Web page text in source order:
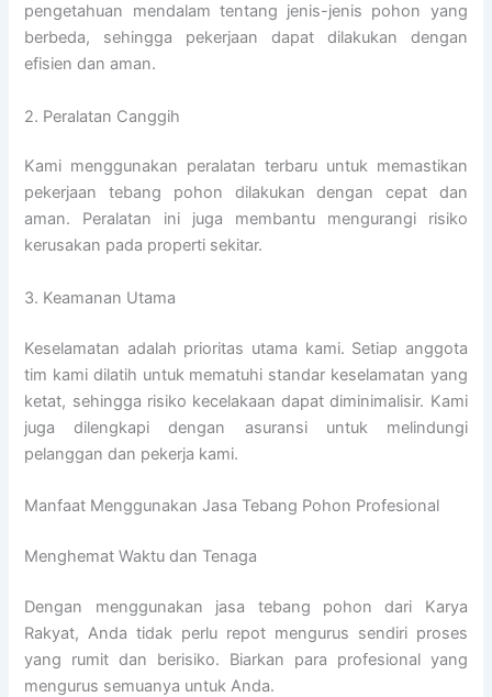
pengetahuan mendalam tentang jenis-jenis pohon yang
berbeda, sehingga pekerjaan dapat dilakukan dengan
efisien dan aman.
2. Peralatan Canggih
Kami menggunakan peralatan terbaru untuk memastikan
pekerjaan tebang pohon dilakukan dengan cepat dan
aman. Peralatan ini juga membantu mengurangi risiko
kerusakan pada properti sekitar.
3. Keamanan Utama
Keselamatan adalah prioritas utama kami. Setiap anggota
tim kami dilatih untuk mematuhi standar keselamatan yang
ketat, sehingga risiko kecelakaan dapat diminimalisir. Kami
juga dilengkapi dengan asuransi untuk melindungi
pelanggan dan pekerja kami.
Manfaat Menggunakan Jasa Tebang Pohon Profesional
Menghemat Waktu dan Tenaga
Dengan menggunakan jasa tebang pohon dari Karya
Rakyat, Anda tidak perlu repot mengurus sendiri proses
yang rumit dan berisiko. Biarkan para profesional yang
mengurus semuanya untuk Anda.